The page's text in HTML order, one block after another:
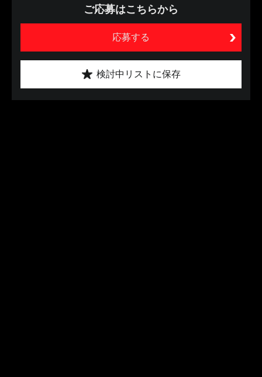
ご応募はこちらから
応募する
検討中リストに保存